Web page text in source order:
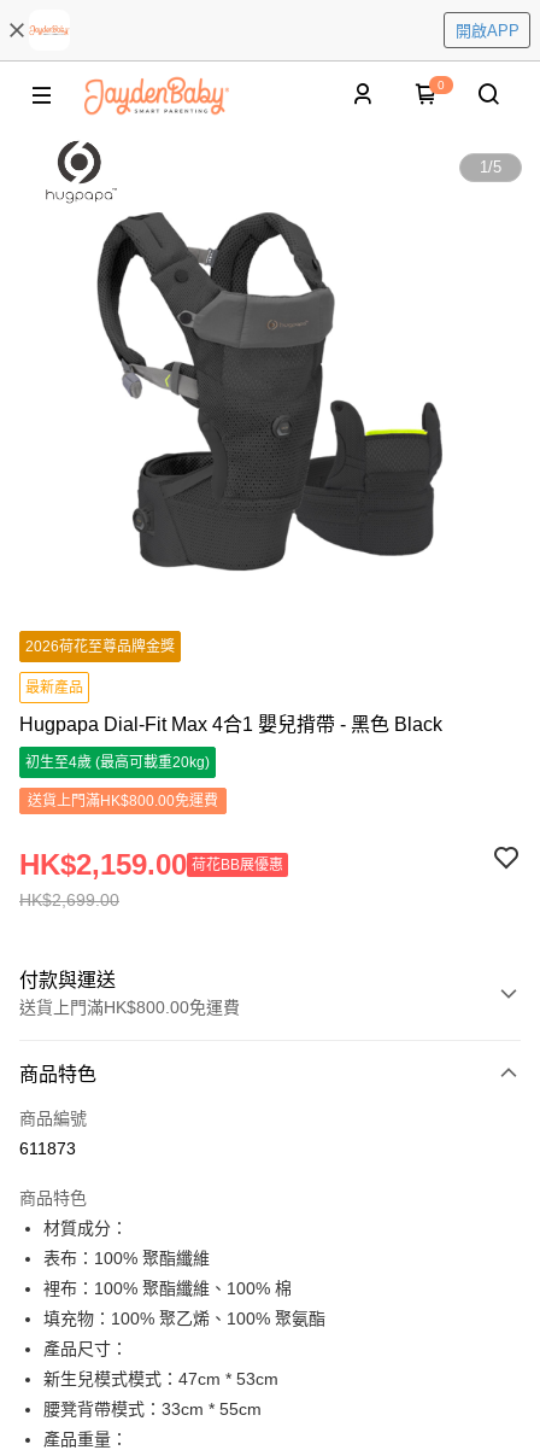
開啟APP
0
1/5
2026荷花至尊品牌金獎
最新產品
Hugpapa Dial-Fit Max 4合1 嬰兒揹帶 - 黑色 Black
初生至4歲 (最高可載重20kg)
送貨上門滿HK$800.00免運費
HK$2,699.00
HK$2,159.00 荷花BB展優惠
付款與運送
送貨上門滿HK$800.00免運費
信用卡
Apple Pay
AlipayHK
PayMe
WeChat Pay
送貨方式
香港配送
每筆HK$55.00，滿HK$800.00或以上免運費
商品特色
商品編號
611873
商品特色
材質成分：
表布：100% 聚酯纖維
裡布：100% 聚酯纖維、100% 棉
填充物：100% 聚乙烯、100% 聚氨酯
產品尺寸：
新生兒模式模式：47cm * 53cm
腰凳背帶模式：33cm * 55cm
產品重量：